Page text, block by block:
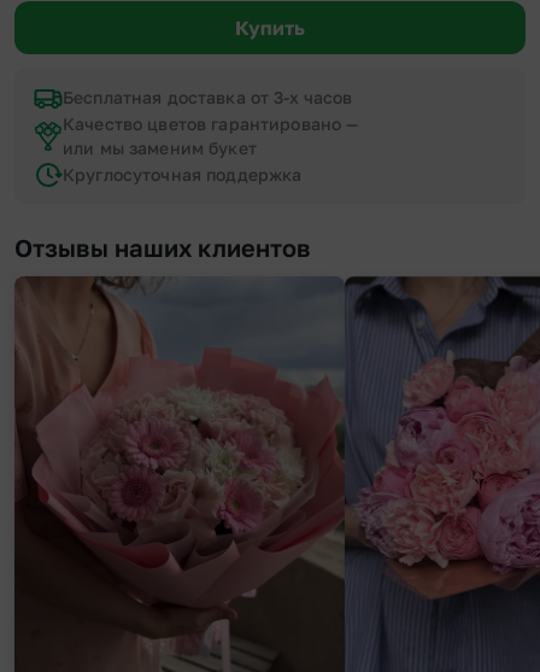
Купить
Бесплатная доставка от 3-х часов
Качество цветов гарантировано —
или мы заменим букет
Круглосуточная поддержка
Отзывы наших клиентов